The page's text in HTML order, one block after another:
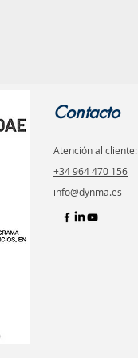
Contacto
Atención al cliente:
+34 964 470 156
info@dynma.es